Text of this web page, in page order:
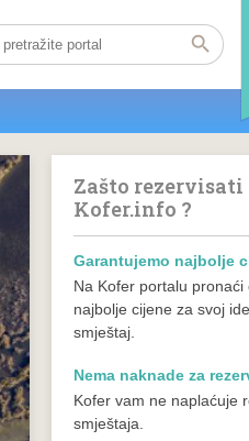
Zašto rezervisati
Kofer.info ?
Garantujemo najbolje
Na Kofer portalu pronaći
najbolje cijene za svoj
smještaj.
Nema naknade za
Kofer vam ne naplaćuje
smještaja.